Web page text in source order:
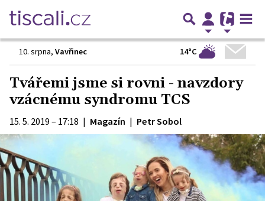
10. srpna, Vavřinec 14°C
Tvářemi jsme si rovni - navzdory
vzácnému syndromu TCS
15. 5. 2019 – 17:18 | Magazín | Petr Sobol